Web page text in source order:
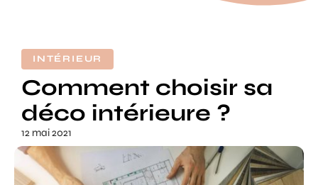
INTÉRIEUR
Comment choisir sa
déco intérieure ?
12 mai 2021